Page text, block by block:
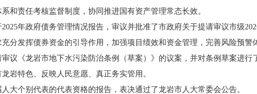
和责任考核监督制度，协同推进国有资产管理常态长效。
年政府债务管理情况报告，审议并批准了市政府关于提请审议市级
分发挥债券资金的引导作用，加强项目绩效和资金管理，完善风险预警
《龙岩市地下水污染防治条例（草案）》的议案，并对条例草案进行
岩特色、反映人民意愿、真正务实管用。
个别代表的代表资格的报告，表决通过了龙岩市人大常委会公告。